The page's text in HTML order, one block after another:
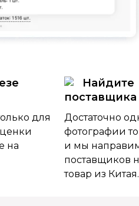
для
на
Найдите
поставщика
Достаточно
фотографии
и мы
поставщиков
товар из Китая.